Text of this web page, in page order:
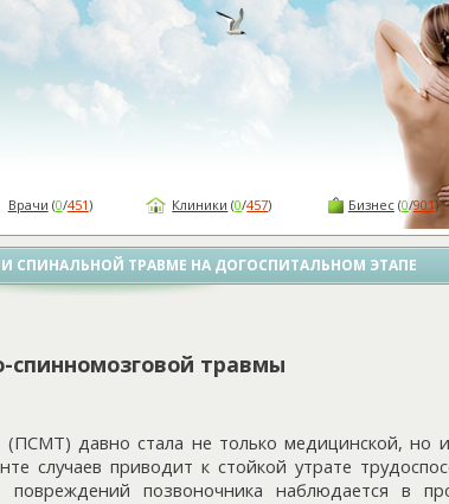
Врачи (0/451) Клиники (0/457) Бизнес(0/901)
ТРАВМЕ НА ДОГОСПИТАЛЬНОМ ЭТАПЕ
спинномозговой травмы
(ПСМТ) давно стала не только медицинской, но
случаев приводит к стойкой утрате
повреждений позвоночника наблюдается в